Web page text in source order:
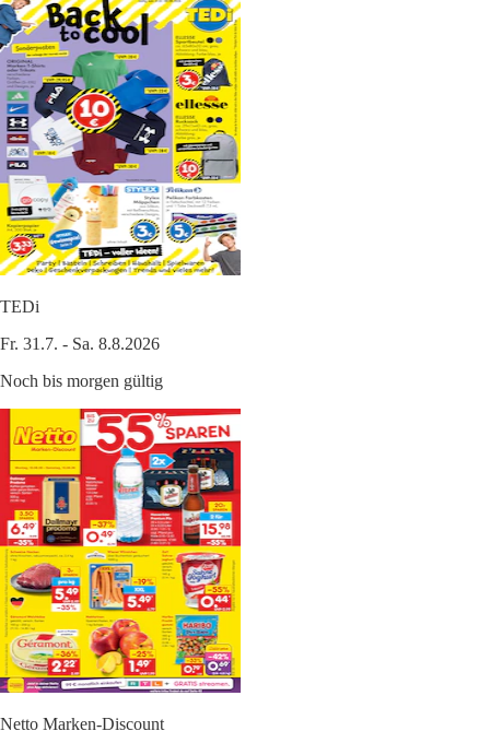
TEDi
Fr. 31.7. - Sa. 8.8.2026
Noch bis morgen gültig
Netto Marken-Discount